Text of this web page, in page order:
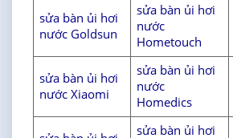
sửa bàn ủi hơi
nước Goldsun
sửa bàn ủi hơi
nước
Hometouch
sửa bàn ủi hơi
nước Xiaomi
sửa bàn ủi hơi
nước
Homedics
sửa bàn ủi hơi